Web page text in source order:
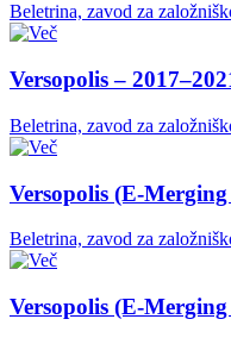
Beletrina, zavod za
Versopolis –
Beletrina, zavod za
Versopolis (E-
Beletrina, zavod za
Versopolis (E-